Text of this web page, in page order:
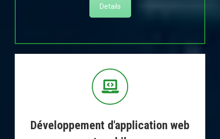
Details
Développement d'application web